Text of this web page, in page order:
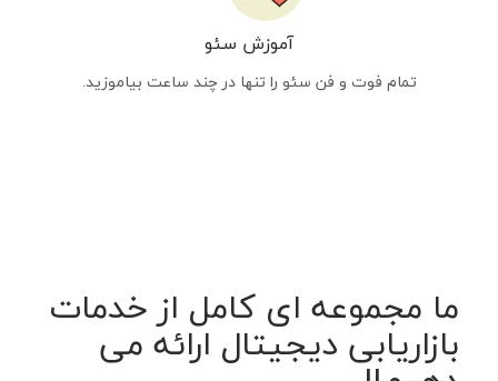
آموزش سئو
تمام فوت و فن سئو را تنها در چند ساعت بیاموزید.
ما مجموعه ای کامل از خدمات
بازاریابی دیجیتال ارائه می